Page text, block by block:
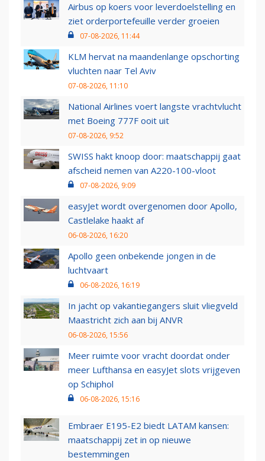
Airbus op koers voor leverdoelstelling en
ziet orderportefeuille verder groeien
07-08-2026, 11:44
KLM hervat na maandenlange opschorting
vluchten naar Tel Aviv
07-08-2026, 11:10
National Airlines voert langste vrachtvlucht
met Boeing 777F ooit uit
07-08-2026, 9:52
SWISS hakt knoop door: maatschappij gaat
afscheid nemen van A220-100-vloot
07-08-2026, 9:09
easyJet wordt overgenomen door Apollo,
Castlelake haakt af
06-08-2026, 16:20
Apollo geen onbekende jongen in de
luchtvaart
06-08-2026, 16:19
In jacht op vakantiegangers sluit vliegveld
Maastricht zich aan bij ANVR
06-08-2026, 15:56
Meer ruimte voor vracht doordat onder
meer Lufthansa en easyJet slots vrijgeven
op Schiphol
06-08-2026, 15:16
Embraer E195-E2 biedt LATAM kansen:
maatschappij zet in op nieuwe
bestemmingen